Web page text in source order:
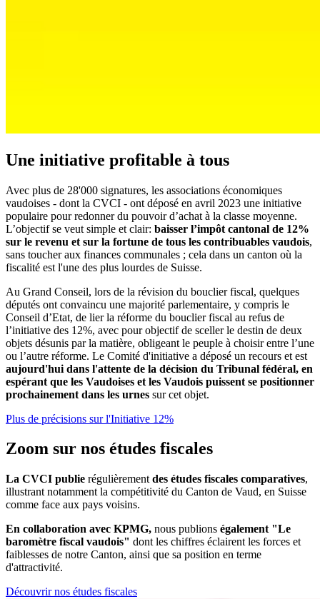
Une initiative profitable à tous
Avec plus de 28'000 signatures, les associations économiques
vaudoises - dont la CVCI - ont déposé en avril 2023 une initiative
populaire pour redonner du pouvoir d’achat à la classe moyenne.
L’objectif se veut simple et clair: baisser l’impôt cantonal de 12%
sur le revenu et sur la fortune de tous les contribuables vaudois,
sans toucher aux finances communales ; cela dans un canton où la
fiscalité est l'une des plus lourdes de Suisse.
Au Grand Conseil, lors de la révision du bouclier fiscal, quelques
députés ont convaincu une majorité parlementaire, y compris le
Conseil d’Etat, de lier la réforme du bouclier fiscal au refus de
l’initiative des 12%, avec pour objectif de sceller le destin de deux
objets désunis par la matière, obligeant le peuple à choisir entre l’une
ou l’autre réforme. Le Comité d'initiative a déposé un recours et est
aujourd'hui dans l'attente de la décision du Tribunal fédéral, en
espérant que les Vaudoises et les Vaudois puissent se positionner
prochainement dans les urnes sur cet objet.
Plus de précisions sur l'Initiative 12%
Zoom sur nos études fiscales
La CVCI publie régulièrement des études fiscales comparatives,
illustrant notamment la compétitivité du Canton de Vaud, en Suisse
comme face aux pays voisins.
En collaboration avec KPMG, nous publions également "Le
baromètre fiscal vaudois" dont les chiffres éclairent les forces et
faiblesses de notre Canton, ainsi que sa position en terme
d'attractivité.
Découvrir nos études fiscales